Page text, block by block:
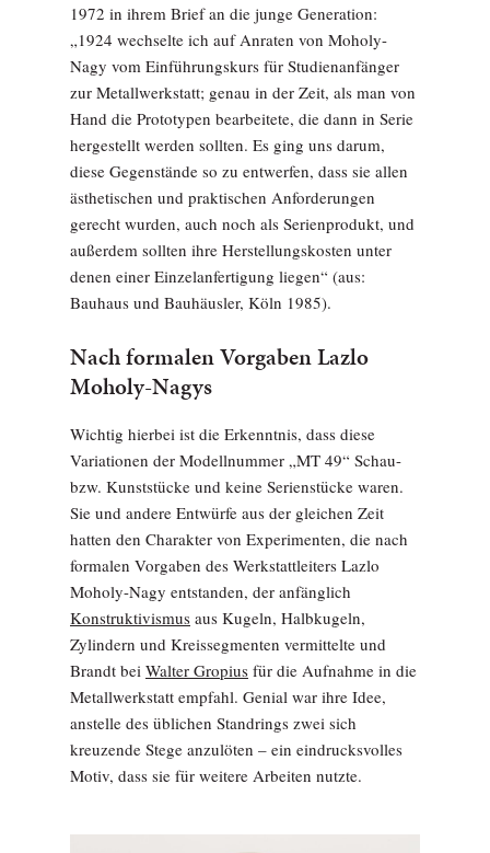
1972 in ihrem Brief an die junge Generation:
„1924 wechselte ich auf Anraten von Moholy-
Nagy vom Einführungskurs für Studienanfänger
zur Metallwerkstatt; genau in der Zeit, als man von
Hand die Prototypen bearbeitete, die dann in Serie
hergestellt werden sollten. Es ging uns darum,
diese Gegenstände so zu entwerfen, dass sie allen
ästhetischen und praktischen Anforderungen
gerecht wurden, auch noch als Serienprodukt, und
außerdem sollten ihre Herstellungskosten unter
denen einer Einzelanfertigung liegen“ (aus:
Bauhaus und Bauhäusler, Köln 1985).
Nach formalen Vorgaben Lazlo
Moholy-Nagys
Wichtig hierbei ist die Erkenntnis, dass diese
Variationen der Modellnummer „MT 49“ Schau-
bzw. Kunststücke und keine Serienstücke waren.
Sie und andere Entwürfe aus der gleichen Zeit
hatten den Charakter von Experimenten, die nach
formalen Vorgaben des Werkstattleiters Lazlo
Moholy-Nagy entstanden, der anfänglich
Konstruktivismus aus Kugeln, Halbkugeln,
Zylindern und Kreissegmenten vermittelte und
Brandt bei Walter Gropius für die Aufnahme in die
Metallwerkstatt empfahl. Genial war ihre Idee,
anstelle des üblichen Standrings zwei sich
kreuzende Stege anzulöten – ein eindrucksvolles
Motiv, dass sie für weitere Arbeiten nutzte.